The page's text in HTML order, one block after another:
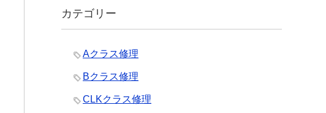
カテゴリー
Aクラス修理
Bクラス修理
CLKクラス修理